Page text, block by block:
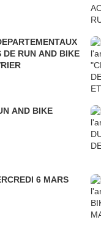
DE RUN AND BIKE
AND BIKE
6 MARS